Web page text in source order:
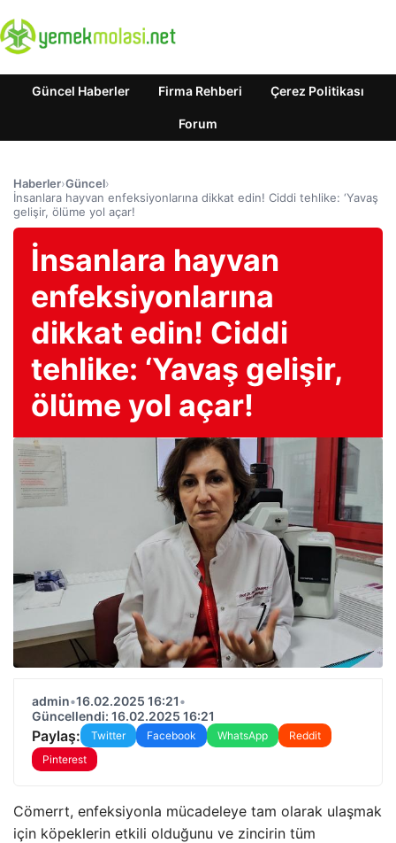
Güncel Haberler Firma Rehberi Çerez Politikası
Forum
Haberler›Güncel›
İnsanlara hayvan enfeksiyonlarına dikkat edin! Ciddi tehlike: ‘Yavaş
gelişir, ölüme yol açar!
İnsanlara hayvan
enfeksiyonlarına
dikkat edin! Ciddi
tehlike: ‘Yavaş gelişir,
ölüme yol açar!
admin•16.02.2025 16:21•
Güncellendi: 16.02.2025 16:21
Paylaş: Twitter Facebook WhatsApp
Reddit
Pinterest
Cömerrt, enfeksiyonla mücadeleye tam olarak ulaşmak
için köpeklerin etkili olduğunu ve zincirin tüm